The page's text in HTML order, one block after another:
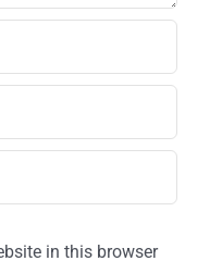
in this browser